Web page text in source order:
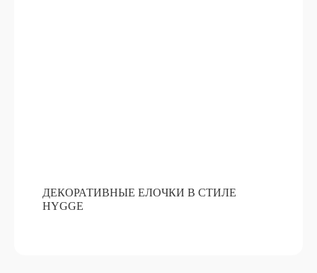
ДЕКОРАТИВНЫЕ ЕЛОЧКИ В СТИЛЕ
HYGGE